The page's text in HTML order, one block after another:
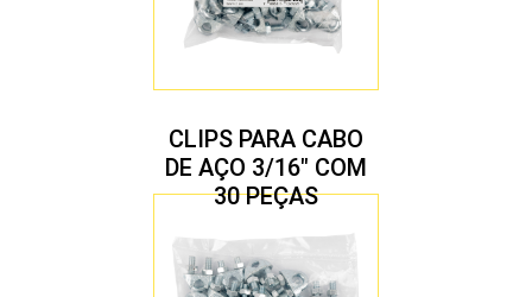
CLIPS PARA CABO
DE AÇO 3/16″ COM
30 PEÇAS